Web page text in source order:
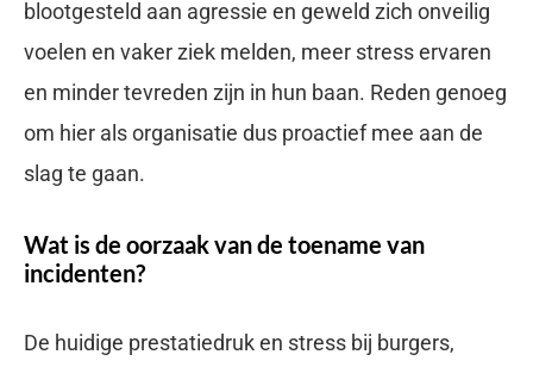
blootgesteld aan agressie en geweld zich onveilig
voelen en vaker ziek melden, meer stress ervaren
en minder tevreden zijn in hun baan. Reden genoeg
om hier als organisatie dus proactief mee aan de
slag te gaan.
Wat is de oorzaak van de toename van
incidenten?
De huidige prestatiedruk en stress bij burgers,